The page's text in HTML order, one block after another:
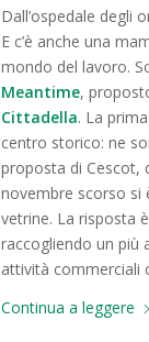
Dall’ospedale degli
E c’è anche una
mondo del lavoro.
Meantime,
Cittadella. La
centro storico: ne
proposta di Cescot,
novembre scorso si
vetrine. La risposta
raccogliendo un più
attività commerciali
Continua a leggere